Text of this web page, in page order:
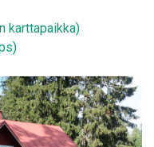
karttapaikka)